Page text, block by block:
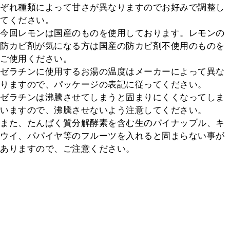
ぞれ種類によって甘さが異なりますのでお好みで調整し
てください。
今回レモンは国産のものを使用しております。レモンの
防カビ剤が気になる方は国産の防カビ剤不使用のものを
ご使用ください。
ゼラチンに使用するお湯の温度はメーカーによって異な
りますので、パッケージの表記に従ってください。
ゼラチンは沸騰させてしまうと固まりにくくなってしま
いますので、沸騰させないよう注意してください。
また、たんぱく質分解酵素を含む生のパイナップル、キ
ウイ、パパイヤ等のフルーツを入れると固まらない事が
ありますので、ご注意ください。